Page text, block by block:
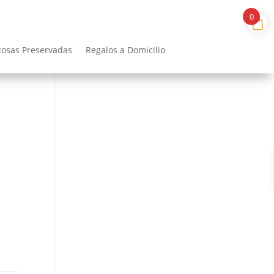
Preservadas Regalos a Domicilio
0